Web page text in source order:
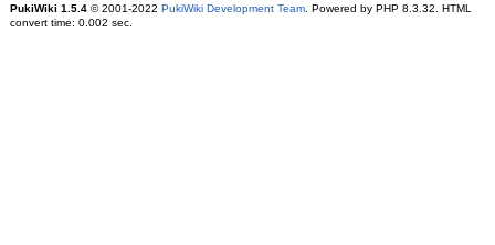
PukiWiki 1.5.4© 2001-2022 PukiWiki Development Team. Powered by PHP 8.3.32. HTML
convert time: 0.002 sec.